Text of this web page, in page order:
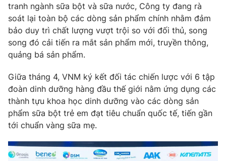
tranh ngành sữa bột và sữa nước, Công ty đang rà
soát lại toàn bộ các dòng sản phẩm chính nhằm đảm
bảo duy trì chất lượng vượt trội so với đối thủ, song
song đó cải tiến ra mắt sản phẩm mới, truyền thông,
quảng bá sản phẩm.
Giữa tháng 4, VNM ký kết đối tác chiến lược với 6 tập
đoàn dinh dưỡng hàng đầu thế giới nằm ứng dụng các
thành tựu khoa học dinh dưỡng vào các dòng sản
phẩm sữa bột trẻ em đạt tiêu chuẩn quốc tế, tiến gần
tới chuẩn vàng sữa mẹ.